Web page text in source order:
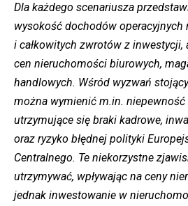
Dla każdego scenariusza
wysokość dochodów
i całkowitych zwrotów z inwestycji,
cen nieruchomości biurowych,
handlowych. Wśród wyzwań
można wymienić m.in. niepewność
utrzymujące się braki kadrowe,
oraz ryzyko błędnej polityki
Centralnego. Te niekorzystne
utrzymywać, wpływając na ceny
jednak inwestowanie w